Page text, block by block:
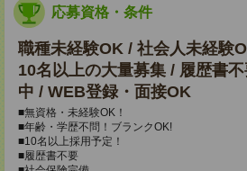
応募資格・条件
職種未経験OK / 社会人未経験
10名以上の大量募集 / 履歴書
中 / WEB登録・面接OK
■無資格・未経験OK！
■年齢・学歴不問！ブランクOK!
■10名以上採用予定！
■履歴書不要